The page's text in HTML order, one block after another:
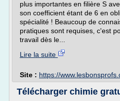
plus importantes en filière S
son coefficient étant de 6 en
spécialité ! Beaucoup de
pratiques sont requises, c'est
travail dès le...
Lire la suite
Site : https://
Télécharger chimie